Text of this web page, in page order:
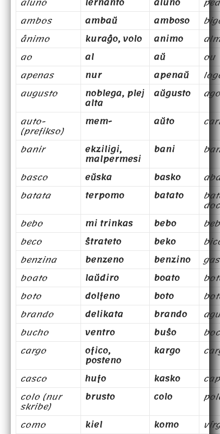
ambos
ambaŭ amboso
ânimo
kuraĝo, volo animo
ao
al aŭ
ou
apenas
nur apenaŭ
augusto
noblega, plej
alta
aŭgusto
auto-
(prefikso)
mem- aŭto
banir
ekziligi,
malpermesi
bani
basco
eŭska basko
batata
terpomo batato
bebo
mi trinkas bebo
beco
ŝtrateto beko
benzina
benzeno benzino
boato
laŭdiro boato
boto
dolfeno boto
brando
delikata brando
bucho
ventro buŝo
cargo
ofico,
posteno
kargo
casco
hufo kasko
colo (nur
skribe)
brusto colo
como
kiel komo